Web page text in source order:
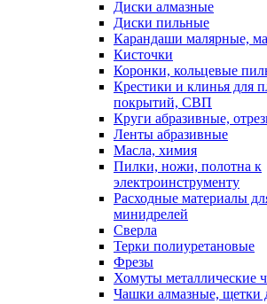
Диски алмазные
Диски пильные
Карандаши малярные,
Кисточки
Коронки, кольцевые
Крестики и клинья для
покрытий, СВП
Круги абразивные,
Ленты абразивные
Масла, химия
Пилки, ножи, полотна к
электроинструменту
Расходные материалы
минидрелей
Сверла
Терки полиуретановые
Фрезы
Хомуты металлические
Чашки алмазные, щетки